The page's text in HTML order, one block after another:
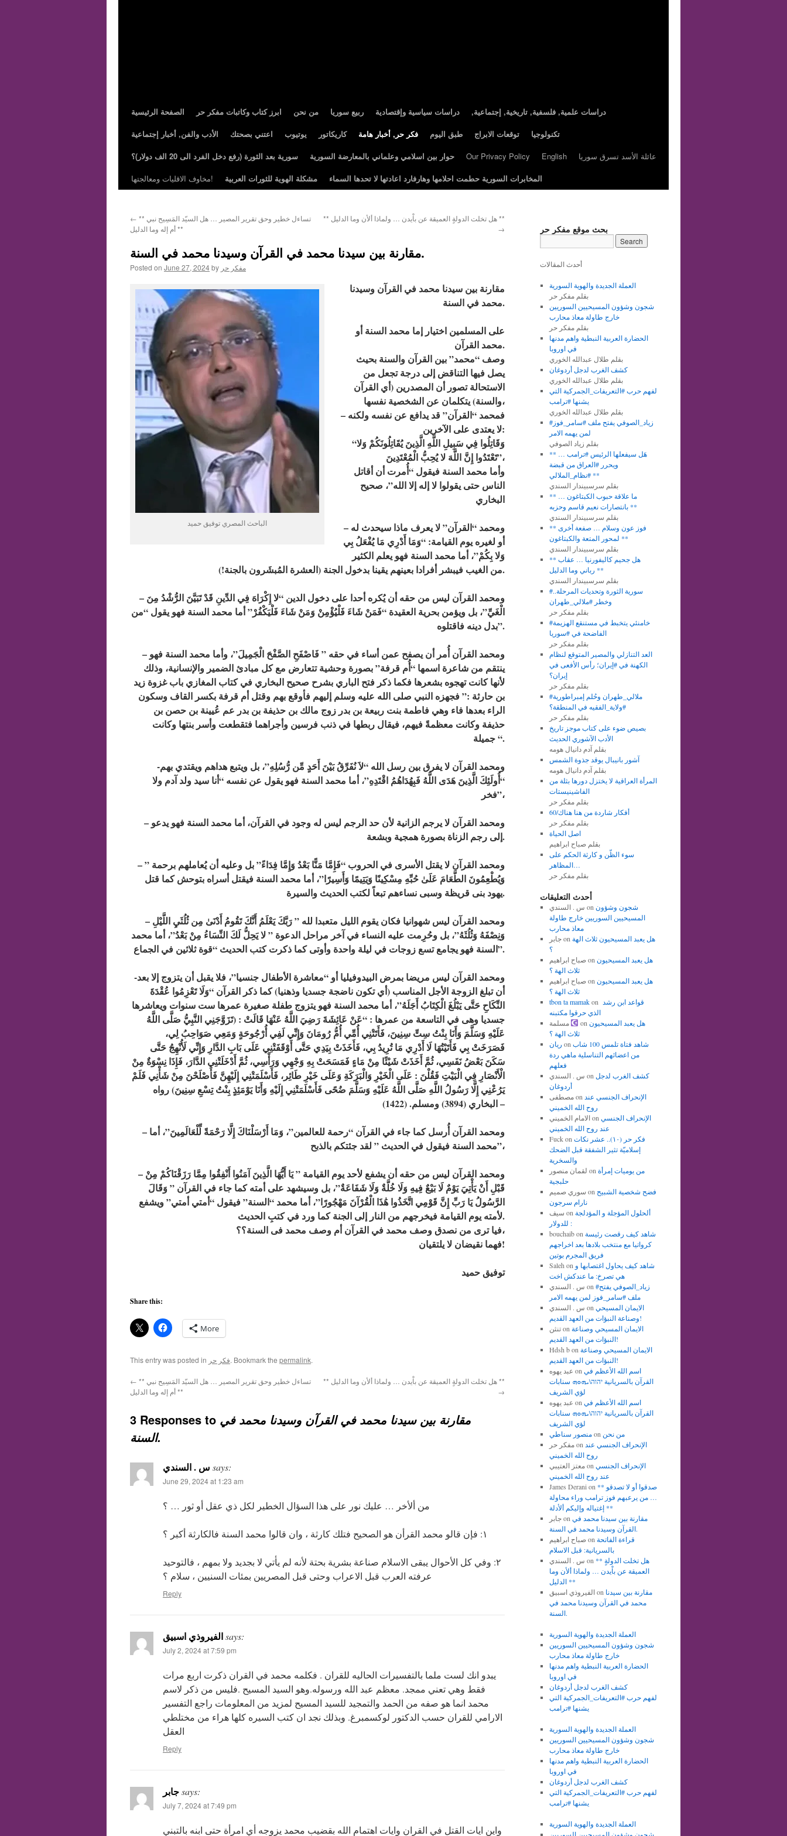
الصفحة الرئيسية ابرز كتاب وكاتبات مفكر حر من نحن ربيع سوريا دراسات سياسية وإقتصادية
,دراسات علمية, فلسفية, تاريخية, إجتماعية
الأدب والفن, أخبار إجتماعية
اعتني بصحتك يوتيوب كاريكاتور فكر حر, أخبار هامة طبق اليوم توقعات الابراج
تكنولوجيا
سورية بعد الثورة (رفع دخل الفرد الى 20 الف دولار)؟
حوار بين اسلامي وعلماني بالمعارضة السورية Our Privacy Policy English
عائلة الأسد تسرق سوريا
مخاوف الاقليات ومعالجتها!
مشكلة الهوية للثورات العربية المخابرات السورية حطمت احلامها وهارفارد اعادتها لا تحدها السماء
← ** تساءل خطير وحق تقرير المصير … هل السيّد المَسِيح نبي
أم إله وما الدليل **
** هل تخلت الدولةٍ العميقة عن باْيدن … ولماذا ألأن وما الدليل **
→
مقارنة بين سيدنا محمد في القرآن وسيدنا محمد في السنة.
Posted on June 27, 2024by مفكر حر
الباحث المصري توفيق حميد
مقارنة بين سيدنا محمد في القرآن وسيدنا
محمد في السنة.
على المسلمين اختيار إما محمد السنة أو
محمد القرآن.
وصف “محمد” بين القرآن والسنة بحيث
يصل فيها التناقض إلى درجة تجعل من
الاستحالة تصور أن المصدرين (أي القرآن
والسنة) يتكلمان عن الشخصية نفسها،
– فمحمد “القرآن” قد يدافع عن نفسه ولكنه
لا يعتدى على الآخرين:
“وَقَاتِلُوا فِي سَبِيلِ اللَّهِ الَّذِينَ يُقَاتِلُونَكُمْ وَلا
تَعْتَدُوا إِنَّ اللَّهَ لا يُحِبُّ الْمُعْتَدِينَ”،
وأما محمد السنة فيقول “أُمرت أن أقاتل
الناس حتى يقولوا لا إله إلا الله”، صحيح
البخاري
– ومحمد “القرآن” لا يعرف ماذا سيحدث له
أو لغيره يوم القيامة: “وَمَا أَدْرِي مَا يُفْعَلُ بِي
وَلا بِكُمْ”، أما محمد السنة فهو يعلم الكثير
من الغيب فيبشر أفرادا بعينهم يقينا بدخول الجنة (العشرة المُبشَرون بالجنة!).
– ومحمد القرآن ليس من حقه أن يُكره أحدا على دخول الدين “لا إِكْرَاهَ فِي الدِّينِ قَدْ تَبَيَّنَ الرُّشْدُ مِنَ
الْغَيِّ”، بل ويؤمن بحرية العقيدة “فَمَنْ شَاءَ فَلْيُؤْمِنْ وَمَنْ شَاءَ فَلْيَكْفُرْ” أما محمد السنة فهو يقول “من
بدل دينه فاقتلوه”.
– ومحمد القرآن أُمر أن يصفح عمن أساء في حقه ” فَاصْفَحِ الصَّفْحَ الْجَمِيلَ”، وأما محمد السنة فهو
ينتقم من شاعرة اسمها “أُم قرفة” بصورة وحشية تتعارض مع كل مبادئ الضمير والإنسانية، وذلك
لأنها كانت تهجوه بشعرها فكما ذكر فتح الباري بشرح صحيح البخاري في كتاب المغازي باب غزوة زيد
بن حارثة :” فجهزه النبي صلى الله عليه وسلم إليهم فأوقع بهم وقتل أم قرفة بكسر القاف وسكون
الراء بعدها فاء وهي فاطمة بنت ربيعة بن بدر زوج مالك بن حذيفة بن بدر عم عُيينة بن حصن بن
حذيفة وكانت معظمةً فيهم، فيقال ربطها في ذنب فرسين وأجراهما فتقطعت وأسر بنتها وكانت
جميلة “.
-ومحمد القرآن لا يفرق بين رسل الله “لاَ نُفَرِّقُ بَيْنَ أَحَدٍ مِّن رُّسُلِهِ”، بل ويتبع هداهم ويقتدي بهم
“أُولَئِكَ الَّذِينَ هَدَى اللَّهُ فَبِهُدَاهُمُ اقْتَدِهِ”، أما محمد السنة فهو يقول عن نفسه “أنا سيد ولد آدم ولا
فخر”،
– ومحمد القرآن لا يرجم الزانية لأن حد الرجم ليس له وجود في القرآن، أما محمد السنة فهو يدعو
إلى رجم الزناة بصورة همجية وبشعة.
– ومحمد القرآن لا يقتل الأسرى في الحروب “فَإِمَّا مَنًّا بَعْدُ وَإِمَّا فِدَاءً” بل وعليه أن يُعاملهم برحمة ”
وَيُطْعِمُونَ الطَّعَامَ عَلَىٰ حُبِّهِ مِسْكِينًا وَيَتِيمًا وَأَسِيرًا”، أما محمد السنة فيقتل أسراه بتوحش كما قتل
يهود بنى قريظة وسبى نساءهم تبعاً لكتب الحديث والسيرة.
– ومحمد القرآن ليس شهوانيا فكان يقوم الليل متعبدا لله ” رَبَّكَ يَعْلَمُ أَنَّكَ تَقُومُ أَدْنَىٰ مِن ثُلُثَيِ اللَّيْلِ
وَنِصْفَهُ وَثُلُثَهُ”، بل وحُرِمت عليه النساء في آخر مراحل الدعوة ” لا يَحِلُّ لَكَ النِّسَاءُ مِنْ بَعْدُ”، أما محمد
السنة فهو يجامع تسع زوجات في ليلة واحدة وأوتى كما ذكرت كتب الحديث “قوة ثلاثين في الجماع”.
-ومحمد القرآن ليس مريضا بمرض البيدوفيليا أو “معاشرة الأطفال جنسيا”، فلا يقبل أن يتزوج إلا بعد
أن تبلغ الزوجة الأجل المناسب (أي تكون ناضجة جسديا وذهنيا) كما ذكر القرآن “وَلَا تَعْزِمُوا عُقْدَةَ
النِّكَاحِ حَتَّى يَبْلُغَ الْكِتَابُ أَجَلَهُ”، أما محمد السنة فهو يتزوج طفلة صغيرة عمرها ست سنوات ويعاشرها
جسديا وهى في التاسعة من عمرها : “عَنْ عَائِشَةَ رَضِيَ اللَّهُ عَنْهَا قَالَتْ : (تَزَوَّجَنِي النَّبِيُّ صَلَّى اللَّهُ
عَلَيْهِ وَسَلَّمَ وَأَنَا بِنْتُ سِتِّ سِنِينَ، فَأَتَتْنِي أُمِّي أُمُّ رُومَانَ وَإِنِّي لَفِي أُرْجُوحَةٍ وَمَعِي صَوَاحِبُ لِي،
فَصَرَخَتْ بِي فَأَتَيْتُهَا لَا أَدْرِي مَا تُرِيدُ بِي، فَأَخَذَتْ بِيَدِي حَتَّى أَوْقَفَتْنِي عَلَى بَابِ الدَّارِ وَإِنِّي لَأُنْهِجُ حَتَّى
سَكَنَ بَعْضُ نَفَسِي، ثُمَّ أَخَذَتْ شَيْئًا مِنْ مَاءٍ فَمَسَحَتْ بِهِ وَجْهِي وَرَأْسِي، ثُمَّ أَدْخَلَتْنِي الدَّارَ، فَإِذَا نِسْوَةٌ مِنْ
الْأَنْصَارِ فِي الْبَيْتِ فَقُلْنَ : عَلَى الْخَيْرِ وَالْبَرَكَةِ وَعَلَى خَيْرِ طَائِر، فَأَسْلَمَتْنِي إِلَيْهِنَّ فَأَصْلَحْنَ مِنْ شَأْنِي فَلَمْ
يَرُعْنِي إِلَّا رَسُولُ اللَّهِ صَلَّى اللَّهُ عَلَيْهِ وَسَلَّمَ ضُحًى فَأَسْلَمَتْنِي إِلَيْهِ وَأَنَا يَوْمَئِذٍ بِنْتُ تِسْعِ سِنِينَ) رواه
البخاري (3894) ومسلم. (1422) –
– ومحمد القرآن أُرسل كما جاء في القرآن “رحمة للعالمين”، وَمَا أَرْسَلْنَاكَ إِلَّا رَحْمَةً لِّلْعَالَمِينَ”، أما
محمد السنة فيقول في الحديث ” لقد جئتكم بالذبح”،
– ومحمد القرآن ليس من حقه أن يشفع لأحد يوم القيامة ” يَا أَيُّهَا الَّذِينَ آمَنُوا أَنْفِقُوا مِمَّا رَزَقْنَاكُمْ مِنْ
قَبْلِ أَنْ يَأْتِيَ يَوْمٌ لَا بَيْعٌ فِيهِ وَلَا خُلَّةٌ وَلَا شَفَاعَةٌ”، بل وسيشهد على أمته كما جاء في القرآن ” وَقَالَ
الرَّسُولُ يَا رَبِّ إِنَّ قَوْمِي اتَّخَذُوا هَٰذَا الْقُرْآنَ مَهْجُورًا”، أما محمد “السنة” فيقول “أمتي أمتي” ويشفع
لأمته يوم القيامة فيخرجهم من النار إلى الجنة كما ورد في كتبِ الحديث.
فيا ترى من نصدق وصف محمد في القرآن أم وصف محمد فى السنة؟؟،
فهما نقيضان لا يلتقيان!
توفيق حميد
Share this:
More
This entry was posted in فكر حر. Bookmark the permalink.
← ** تساءل خطير وحق تقرير المصير … هل السيّد المَسِيح نبي
أم إله وما الدليل **
** هل تخلت الدولةٍ العميقة عن باْيدن … ولماذا ألأن وما الدليل **
→
3 Responses to مقارنة بين سيدنا محمد في القرآن وسيدنا محمد في
السنة.
س . السندي says:
June 29, 2024 at 1:23 am
من ألأخر … عليك نور على هذا السؤال الخطير لكل ذي عقل أو ثور … ؟
١: فإن قالو محمد القرأن هو الصحيح فتلك كارثة ، وان قالوا محمد السنة فالكارثة أكبر ؟
٢: وفي كل الأحوال يبقى الاسلام صناعة بشرية بحتة لأنه لم يأتي لا بجديد ولا بمهم ، فالتوحيد
عرفته العرب قبل الاعراب وحتى قبل المصريين بمئات السنيين ، سلام ؟
Reply
الفيروذي اسبيقsays:
July 2, 2024 at 7:59 pm
يبدو انك لست ملما بالتفسيرات الحاليه للقران . فكلمه محمد في القران ذكرت اربع مرات
فقط وهي تعني ممجد. معظم عبد الله ورسوله.وهو السيد المسيح .فليس من ذكر لاسم
محمد انما هو صفه من الحمد والتمجيد للسيد المسيح لمزيد من المعلومات راجع التفسير
الارامي للقران حسب الدكتور لوكسمبرغ. وبذلك نجد ان كتب السيره كلها هراء من مختلطي
العقل
Reply
جابرsays:
July 7, 2024 at 7:49 pm
واين ايات القتل في القران وايات اهتمام الله بقضيب محمد يزوجه أي امرأة حتى ابنه بالتبني
بحث موقع مفكر حر
أحدث المقالات
العملة الجديدة والهوية السورية
بقلم مفكر حر
شجون وشؤون المسيحيين السوريين
خارج طاولة معاذ محارب
بقلم مفكر حر
الحضارة العربية النبطية واهم مدنها
في اوروبا
بقلم طلال عبدالله الخوري
كشف الغرب لدجل أردوغان
بقلم طلال عبدالله الخوري
لفهم حرب #التعريفات_الجمركية التي
يشنها #ترامب
بقلم طلال عبدالله الخوري
#زياد_الصوفي يفتح ملف #سامر_فوز
لمن يهمه الامر
بقلم زياد الصوفي
** هَل سيفعلها الرئيس #ترامب …
ويحرر #العراق من قبضة
#نظام_الملالي **
بقلم سرسبيندار السندي
** ما علاقة حبوب الكبتاغون …
بانتصارات نعيم قاسم وحزبه **
بقلم سرسبيندار السندي
** فوز عون وسلام … صفعة أخرى
لمحور المتعة والكبتاغون **
بقلم سرسبيندار السندي
** هل جحيم كاليفورنيا … عقاب
رباني وما الدليل **
بقلم سرسبيندار السندي
#سورية الثورة وتحديات المرحلة..
وخطر #ملالي_طهران
بقلم مفكر حر
#خامنئي يتخبط في مستنقع الهزيمة
الفاضحة في #سوريا
بقلم مفكر حر
العد التنازلي والمصير المتوقع لنظام
الكهنة في #إيران؛ رأس الأفعى في
إيران؟
بقلم مفكر حر
#ملالي_طهران وحُلم إمبراطورية
#ولاية_الفقيه في المنطقة؟
بقلم مفكر حر
بصيص ضوء على كتاب موجز تاريخ
الأدب الآشوري الحديث
بقلم آدم دانيال هومه
آشور بانيبال يوقد جذوة الشمس
بقلم آدم دانيال هومه
المرأة العراقية لا يختزل دورها بثلة من
الفاشينيستات
بقلم مفكر حر
أفكار شاردة من هنا هناك/60
بقلم مفكر حر
اصل الحياة
بقلم صباح ابراهيم
سوء الظّن و كارثة الحكم على
المظاهر…
بقلم مفكر حر
أحدث التعليقات
س . السندي on شجون وشؤون
المسيحيين السوريين خارج طاولة
معاذ محارب
جابرon هل يعبد المسيحيون ثلاث الهة
؟
صباح ابراهيمon هل يعبد المسيحيون
ثلاث الهة ؟
صباح ابراهيمon هل يعبد المسيحيون
ثلاث الهة ؟
tbon ta mamakon
الذي حرقوا مكتبنه
مسلمة
onهل يعبد المسيحيون
ثلاث الهة ؟
ريان on شاهد فتاة تلمس 100 شاب
من اعضائهم التناسلية ماهي ردة
فعلهم
س . السندي on كشف الغرب لدجل
أردوغان
مصطفىon الإنحراف الجنسي عند
روح الله الخميني
الامام الخمينيon الإنحراف الجنسي
عند روح الله الخميني
Fuckon فكر حر (١٠).. عشر نكات
إسلاميّة تثير الشفقة قبل الضحك
والسخرية
لقمان منصور on من يوميات إمرأة
حلبجية
سوري صميم on فضح شخصية الشبيح
نارام سرجون
سيف on ألحلول المؤجلة و المؤدلجة
للدولار :
bouchaibon شاهد كيف رقصت رئيسة
كرواتيا مع منتخب بلادها بعد اخراجهم
فريق المجرم بوتين
Saleh on شاهد كيف يحاول اغتصابها و
هي تصرخ: ما عندكش اخت
س . السندي on #زياد_الصوفي يفتح
ملف #سامر_فوز لمن يهمه الامر
س . السندي on الايمان المسيحي
وصناعة النبؤات من العهد القديم!
تنثنon الايمان المسيحي وصناعة
النبؤات من العهد القديم!
Hdsh bon الايمان المسيحي وصناعة
النبؤات من العهد القديم!
عبد يهوه on اسم الله الأعظم في
القرآن بالسريانية יהוה\ܝܗܘܗ سنابات
لؤي الشريف
عبد يهوه on اسم الله الأعظم في
القرآن بالسريانية יהוה\ܝܗܘܗ سنابات
لؤي الشريف
منصور سناطيon من نحن
مفكر حرon الإنحراف الجنسي عند
روح الله الخميني
معتز العتيبيon الإنحراف الجنسي
عند روح الله الخميني
James Derani on ** صدقوا أو لا تصدقو
… من يرعبهم فوز ترامب وراء محاولة
إغتياله وإليكم ألأدلة **
جابرon مقارنة بين سيدنا محمد في
القرآن وسيدنا محمد في السنة.
صباح ابراهيمon قراءة الفاتحة
بالسريانية: قبل الاسلام
س . السندي on ** هل تخلت الدولةٍ
العميقة عن باْيدن … ولماذا ألأن وما
الدليل **
الفيروذي اسبيقon مقارنة بين سيدنا
محمد في القرآن وسيدنا محمد في
السنة.
العملة الجديدة والهوية السورية
شجون وشؤون المسيحيين السوريين
خارج طاولة معاذ محارب
الحضارة العربية النبطية واهم مدنها
في اوروبا
كشف الغرب لدجل أردوغان
لفهم حرب #التعريفات_الجمركية التي
يشنها #ترامب
العملة الجديدة والهوية السورية
شجون وشؤون المسيحيين السوريين
خارج طاولة معاذ محارب
الحضارة العربية النبطية واهم مدنها
في اوروبا
كشف الغرب لدجل أردوغان
لفهم حرب #التعريفات_الجمركية التي
يشنها #ترامب
العملة الجديدة والهوية السورية